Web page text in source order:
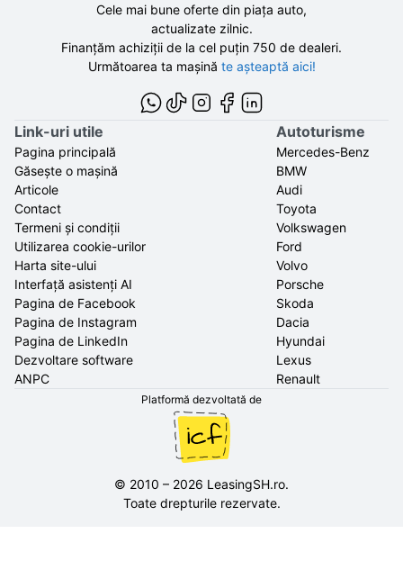
Cele mai bune oferte din piața auto,
actualizate zilnic.
Finanțăm achiziții de la cel puțin 750 de dealeri.
Următoarea ta mașină te așteaptă aici!
Link-uri utile
Pagina principală
Găsește o mașină
Articole
Contact
Termeni și condiții
Utilizarea cookie-urilor
Harta site-ului
Interfață asistenți AI
Pagina de Facebook
Pagina de Instagram
Pagina de LinkedIn
Dezvoltare software
ANPC
Autoturisme
Mercedes-Benz
BMW
Audi
Toyota
Volkswagen
Ford
Volvo
Porsche
Skoda
Dacia
Hyundai
Lexus
Renault
Platformă dezvoltată de
© 2010 – 2026 LeasingSH.ro.
Toate drepturile rezervate.